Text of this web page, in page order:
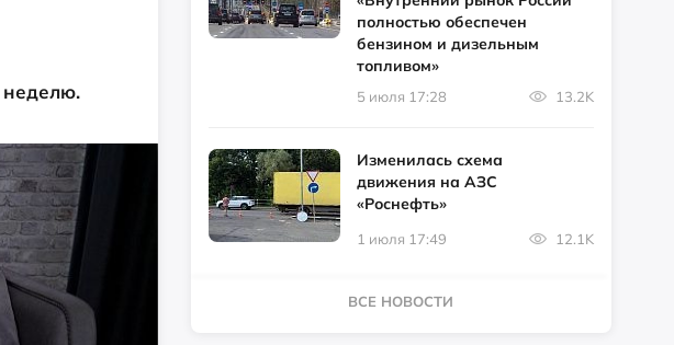
полностью обеспечен
бензином и дизельным
топливом»
5 июля 17:28 13.2K
Изменилась схема
движения на АЗС
«Роснефть»
1 июля 17:49 12.1K
ВСЕ НОВОСТИ